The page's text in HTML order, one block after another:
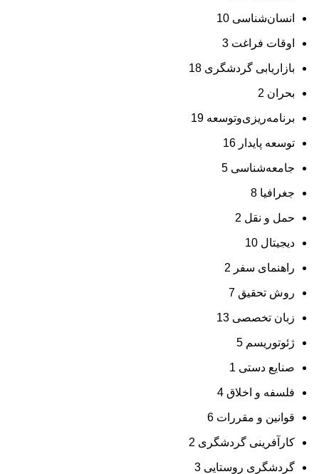
انسان‌شناسی 10
اوقات فراغت 3
بازاریابی گردشگری 18
بحران 2
برنامه‌ریزی‌وتوسعه 19
توسعه پایدار 16
جامعه‌شناسی 5
جغرافیا 8
حمل و نقل 2
دیجیتال 10
راهنمای سفر 2
روش تحقیق 7
زبان تخصصی 13
ژئوتوریسم 5
صنایع دستی 1
فلسفه و اخلاق 4
قوانین و مقررات 6
کارآفرینی گردشگری 2
گردشگری روستایی 3